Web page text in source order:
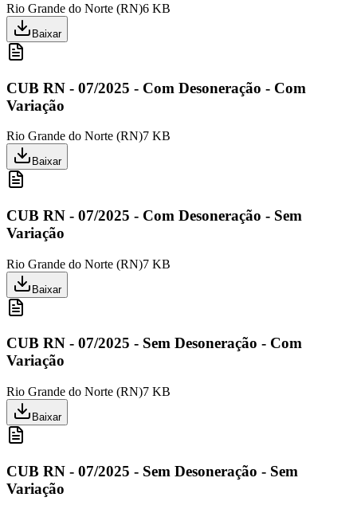
Rio Grande do Norte (RN)6 KB
Baixar
CUB RN - 07/2025 - Com Desoneração - Com
Variação
Rio Grande do Norte (RN)7 KB
Baixar
CUB RN - 07/2025 - Com Desoneração - Sem
Variação
Rio Grande do Norte (RN)7 KB
Baixar
CUB RN - 07/2025 - Sem Desoneração - Com
Variação
Rio Grande do Norte (RN)7 KB
Baixar
CUB RN - 07/2025 - Sem Desoneração - Sem
Variação